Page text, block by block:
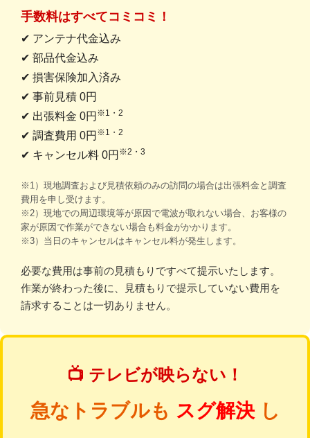
手数料はすべてコミコミ！
✔ アンテナ代金込み
✔ 部品代金込み
✔ 損害保険加入済み
✔ 事前見積 0円
✔ 出張料金 0円 ※1・2
✔ 調査費用 0円 ※1・2
✔ キャンセル料 0円 ※2・3
※1）現地調査および見積依頼のみの訪問の場合は出張料金と調査
費用を申し受けます。
※2）現地での周辺環境等が原因で電波が取れない場合、お客様の
家が原因で作業ができない場合も料金がかかります。
※3）当日のキャンセルはキャンセル料が発生します。
必要な費用は事前の見積もりですべて提示いたします。
作業が終わった後に、見積もりで提示していない費用を
請求することは一切ありません。
📺 テレビが映らない！
急なトラブルも スグ解決し